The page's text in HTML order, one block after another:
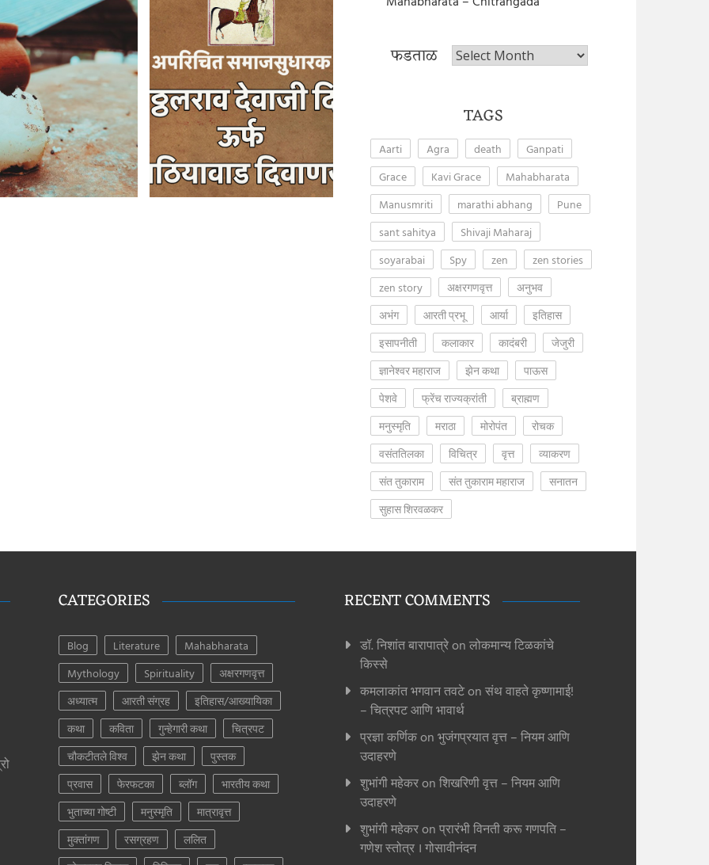
फडताळ फडताळ
TAGS
Aarti Agra death
Ganpati
Grace
Kavi Grace
Mahabharata
Manusmriti
marathi abhang
Pune
sant sahitya
Shivaji Maharaj
soyarabai
Spy zen
zen stories
zen story
अक्षरगणवृत्त
अनुभव
अभंग
आरती प्रभू आर्या
इतिहास
इसापनीती
कलाकार कादंबरी
जेजुरी
ज्ञानेश्वर महाराज
झेन कथा
पाऊस
पेशवे
फ्रेंच राज्यक्रांती
ब्राह्मण
मनुस्मृति
मराठा मोरोपंत
रोचक
वसंततिलका
विचित्र वृत्त
व्याकरण
संत तुकाराम
संत तुकाराम महाराज
सनातन
सुहास शिरवळकर
CATEGORIES
Blog Literature
Mahabharata
Mythology
Spirituality
अक्षरगणवृत्त
अध्यात्म
आरती संग्रह
इतिहास/आख्यायिका
कथा
कविता गुन्हेगारी कथा
चित्रपट
चौकटीतले विश्व
झेन कथा
पुस्तक
प्रवास
फेरफटका ब्लॉग
भारतीय कथा
भुताच्या गोष्टी
मनुस्मृति
मात्रावृत्त
मुक्तांगण
रसग्रहण
ललित
RECENT COMMENTS
डॉ. निशांत बारापात्रेon लोकमान्य टिळकांचे
किस्से
कमलाकांत भगवान तवटेon संथ वाहते कृष्णामाई!
– चित्रपट आणि भावार्थ
प्रज्ञा कर्णिकon भुजंगप्रयात वृत्त – नियम आणि
उदाहरणे
शुभांगी महेकरon शिखरिणी वृत्त – नियम आणि
उदाहरणे
शुभांगी महेकरon प्रारंभी विनती करू गणपति –
गणेश स्तोत्र । गोसावीनंदन